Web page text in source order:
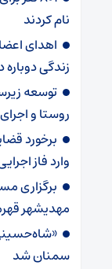
نام کردند
زندگی دوباره
روستا و
برخورد
وارد فاز
برگزاری
مهدیشهر
سمنان شد